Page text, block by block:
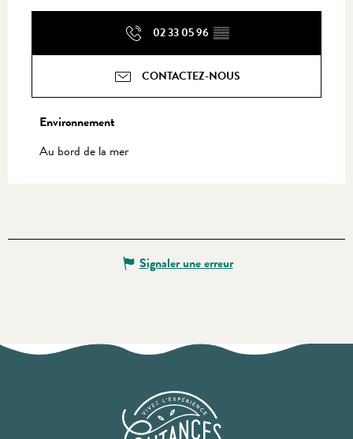
02 33 05 96 ▒▒
CONTACTEZ-NOUS
Environnement
Environnement
Au bord de la mer
Signaler une erreur